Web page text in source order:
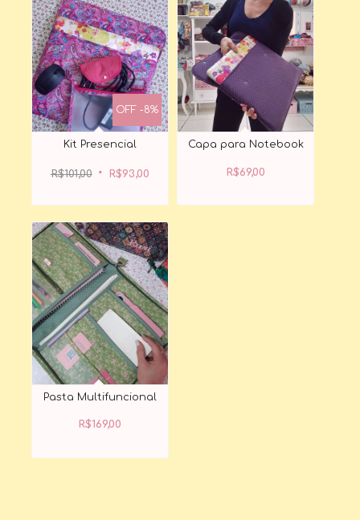
Kit Presencial
R$101,00 preço
original
era:
R$101,00.
R$93,00preço
atual
é:
OFF -8%
Capa para Notebook
R$69,00
Pasta Multifuncional
R$169,00